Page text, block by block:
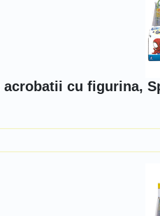
acrobatii cu figurina,